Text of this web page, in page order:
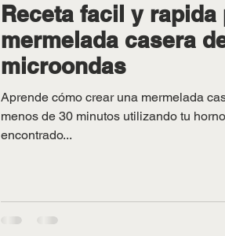
Receta facil y rapida
mermelada casera
microondas
Aprende cómo crear una mermelada
menos de 30 minutos utilizando tu
encontrado...